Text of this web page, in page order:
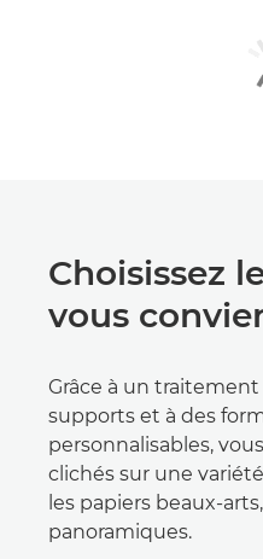
Choisissez
vous
Grâce à un
supports et à des
personnalisables,
clichés sur une
les papiers beaux-
panoramiques.